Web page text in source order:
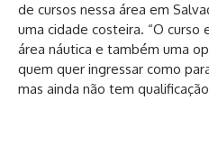
de cursos nessa área em
uma cidade costeira. “O curso
área náutica e também uma
quem quer ingressar como
mas ainda não tem